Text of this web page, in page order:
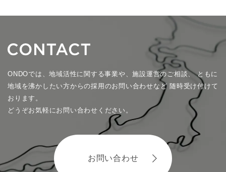
ONDOでは、地域活性に関する事業や、施設運営のご相談、ともに
地域を沸かしたい方からの採用のお問い合わせなど 随時受け付けて
おります。
どうぞお気軽にお問い合わせください。
お問い合わせ